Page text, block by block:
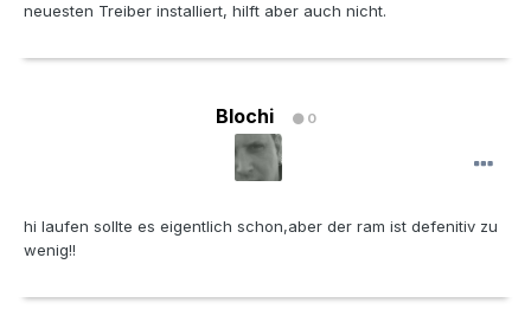
neuesten Treiber installiert, hilft aber auch nicht.
Blochi 0
hi laufen sollte es eigentlich schon,aber der ram ist defenitiv zu
wenig!!